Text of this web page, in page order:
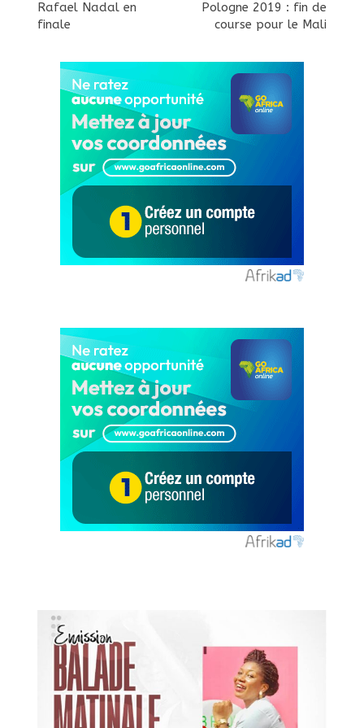
Rafael Nadal en
finale
Pologne 2019 : fin de
course pour le Mali